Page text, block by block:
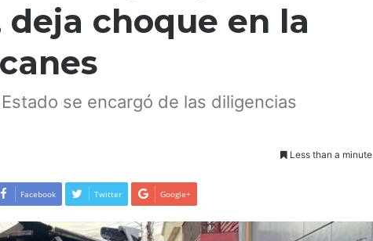
deja choque en la
se encargó de las diligencias
Less than a minute
Facebook Twitter Google+